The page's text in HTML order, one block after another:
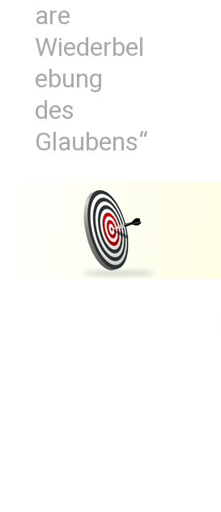
are
Wiederbel
ebung
des
Glaubens“